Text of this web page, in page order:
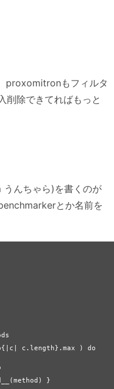
proxomitronもフィルタ
削除できてればもっと
んちゃら)を書くのが
とか名前を